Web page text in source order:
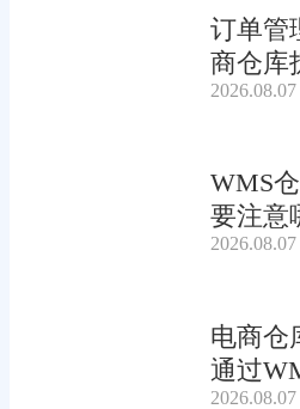
订单管
商仓库
2026.08.07
WMS
要注意
2026.08.07
电商仓
通过
2026.08.07